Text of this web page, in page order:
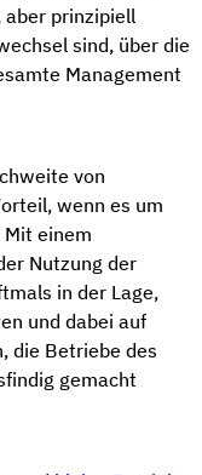
aber prinzipiell
sind, über die
Management
von
wenn es um
einem
Nutzung der
in der Lage,
und dabei auf
die Betriebe des
gemacht